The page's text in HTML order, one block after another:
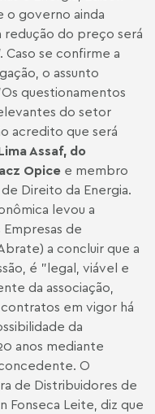
o governo ainda
redução do preço será
se confirme a
o assunto
questionamentos
do setor
acredito que será
Assaf, do
Opice e membro
Direito da Energia.
levou a
Empresas de
a concluir que a
é "legal, viável e
da associação,
em vigor há
da
anos mediante
O
de Distribuidores de
Fonseca Leite, diz que